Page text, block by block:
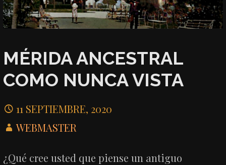
MÉRIDA ANCESTRAL
COMO NUNCA VISTA
11 SEPTIEMBRE, 2020
WEBMASTER
¿Qué cree usted que piense un antiguo